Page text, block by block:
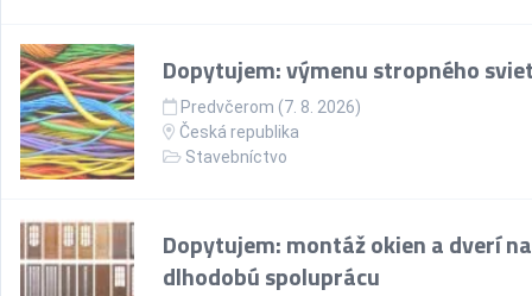
Dopytujem: výmenu stropného
Predvčerom (7. 8. 2026)
Česká republika
Stavebníctvo
Dopytujem: montáž okien a dverí na
dlhodobú spoluprácu